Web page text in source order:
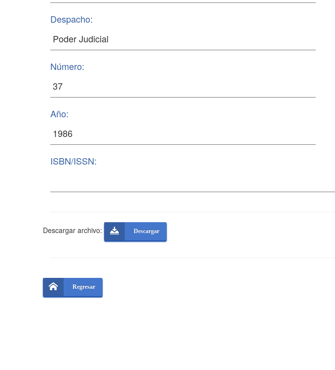
Despacho:
Número:
Año:
ISBN/ISSN:
Descargar archivo: Descargar
Regresar